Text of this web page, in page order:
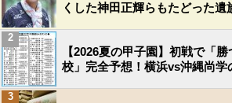
くした神田正輝らもたどった遺
【2026夏の甲子園】初戦で「
校」完全予想！横浜vs沖縄尚
2
3